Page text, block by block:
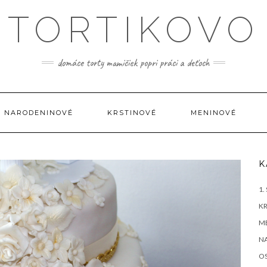
TORTIKOVO
domáce torty mamičiek popri práci a deťoch
NARODENINOVÉ KRSTINOVÉ MENINOVÉ
1.